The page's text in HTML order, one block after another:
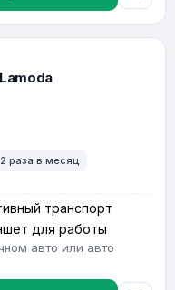
2 раза в месяц
транспорт
для работы
авто или авто